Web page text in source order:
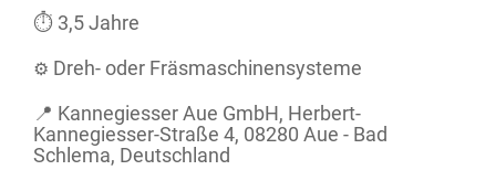
⏱️ 3,5 Jahre
⚙️ Dreh- oder Fräsmaschinensysteme
📍 Kannegiesser Aue GmbH, Herbert-
Kannegiesser-Straße 4, 08280 Aue - Bad
Schlema, Deutschland